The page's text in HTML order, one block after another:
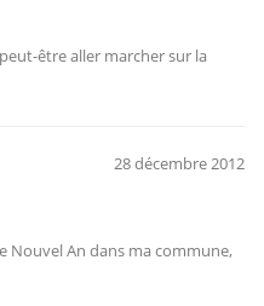
être aller marcher sur la
28 décembre 2012
Nouvel An dans ma commune,